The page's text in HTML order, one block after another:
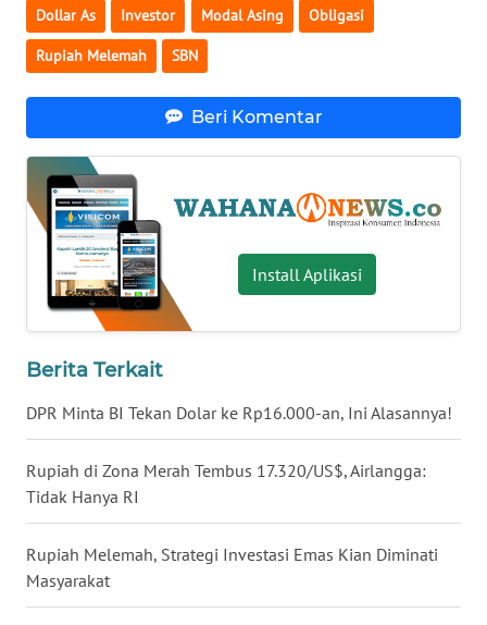
Dollar As Investor Modal Asing Obligasi
Rupiah Melemah SBN
Beri Komentar
Install Aplikasi
Berita Terkait
DPR Minta BI Tekan Dolar ke Rp16.000-an, Ini Alasannya!
Rupiah di Zona Merah Tembus 17.320/US$, Airlangga:
Tidak Hanya RI
Rupiah Melemah, Strategi Investasi Emas Kian Diminati
Masyarakat
WN
BABEL
SUMBAR
WN
SUMSEL
WN
BENGKULU
LAMPUNG
WN
WN